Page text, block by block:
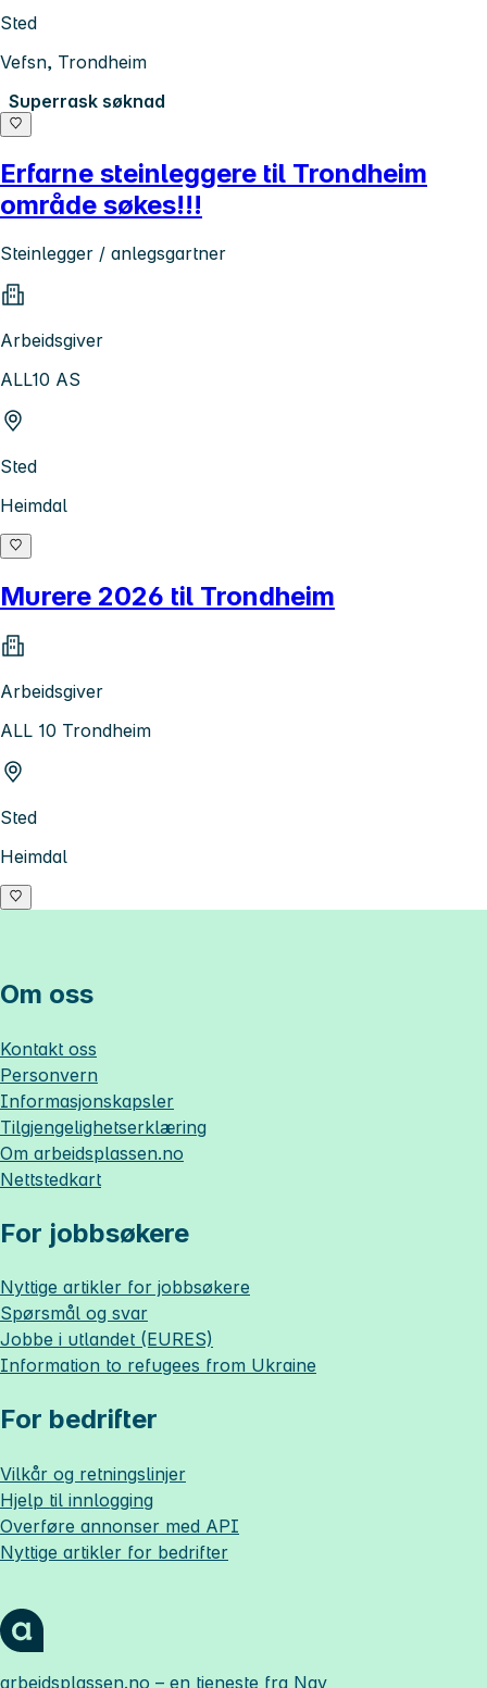
Sted
Vefsn, Trondheim
Superrask søknad
Erfarne steinleggere til Trondheim
område søkes!!!
Steinlegger / anlegsgartner
Arbeidsgiver
ALL10 AS
Sted
Heimdal
Murere 2026 til Trondheim
Arbeidsgiver
ALL 10 Trondheim
Sted
Heimdal
Om oss
Kontakt oss
Personvern
Informasjonskapsler
Tilgjengelighetserklæring
Om arbeidsplassen.no
Nettstedkart
For jobbsøkere
Nyttige artikler for jobbsøkere
Spørsmål og svar
Jobbe i utlandet (EURES)
Information to refugees from Ukraine
For bedrifter
Vilkår og retningslinjer
Hjelp til innlogging
Overføre annonser med API
Nyttige artikler for bedrifter
arbeidsplassen.no – en tjeneste fra Nav